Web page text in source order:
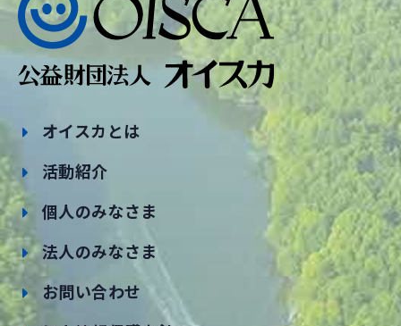
オイスカとは
活動紹介
個人のみなさま
法人のみなさま
お問い合わせ